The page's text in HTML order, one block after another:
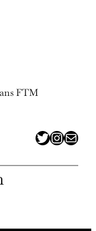
FTM
twitter
insta
adresse mail